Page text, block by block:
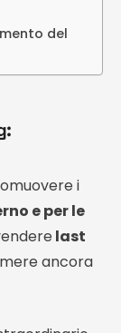
del
i
e per le
last
ancora